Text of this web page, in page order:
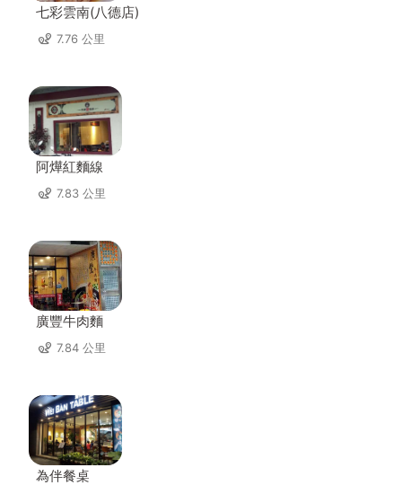
七彩雲南(八德店)
7.76 公里
阿燁紅麵線
7.83 公里
廣豐牛肉麵
7.84 公里
為伴餐桌